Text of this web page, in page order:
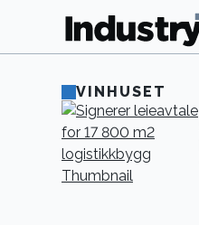
VINHUSET